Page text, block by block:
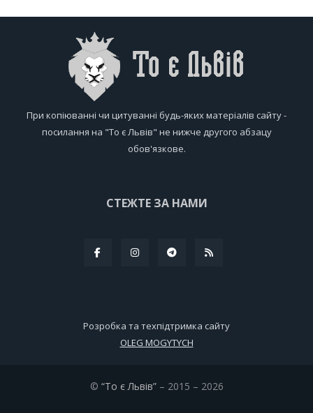
При копіюванні чи цитуванні будь-яких матеріалів сайту -
посилання на "То є Львів" не нижче другого абзацу
обов'язкове.
СТЕЖТЕ ЗА НАМИ
Розробка та техпідтримка сайту
OLEG MOGYTYCH
© “То є Львів”– 2015 – 2026